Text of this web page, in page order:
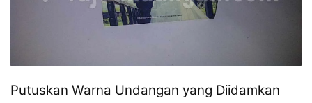
Putuskan Warna Undangan yang Diidamkan